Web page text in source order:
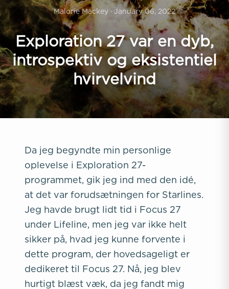
Malorie Mackey · January 06, 2022
Exploration 27 var en dyb,
introspektiv og eksistentiel
hvirvelvind
Da jeg begyndte min personlige
oplevelse i Exploration 27-
programmet, gik jeg ind med den idé,
at det var forudsætningen for Starlines.
Jeg havde brugt lidt tid i Focus 27
under Lifeline, men jeg var ikke helt
sikker på, hvad jeg kunne forvente i
dette program, der hovedsageligt er
dedikeret til Focus 27. Nå, jeg blev
hurtigt blæst væk, da jeg fandt mig